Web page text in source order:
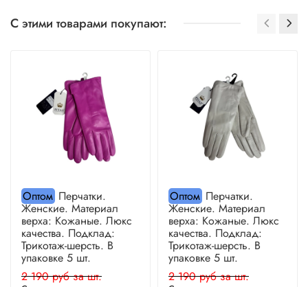
С этими товарами покупают:
ОптомПерчатки.
Женские. Материал
верха: Кожаные. Люкс
качества. Подклад:
Трикотаж-шерсть. В
упаковке 5 шт.
2 190 руб за шт.
ОптомПерчатки.
Женские. Материал
верха: Кожаные. Люкс
качества. Подклад:
Трикотаж-шерсть. В
упаковке 5 шт.
2 190 руб за шт.